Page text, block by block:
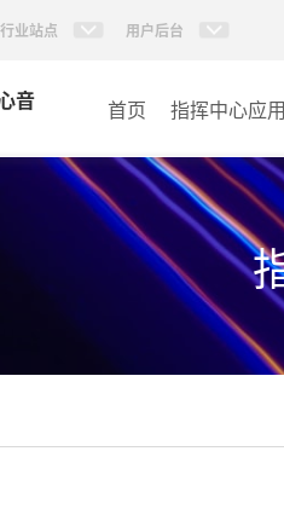
行业站点 用户后台
音
首页 指挥中心应用